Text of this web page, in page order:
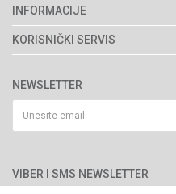
Agromarket d.o.o.
Matični broj: 11003826
76300 Bijeljina
066/44-99-00
INFORMACIJE
O nama
Brendovi
Katalozi
Saradnja
Kontakt
KORISNIČKI SERVIS
Politika privatnosti
Kako kupiti
Isporuka
Pravo na odustajanje
NEWSLETTER
VIBER I SMS NEWSLETTER